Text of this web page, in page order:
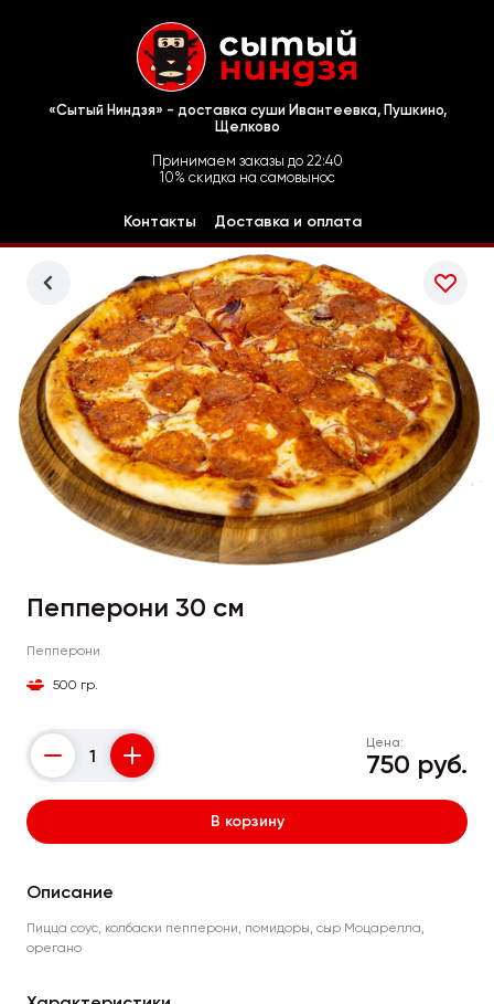
«Сытый Ниндзя» - доставка суши Ивантеевка, Пушкино,
Щелково
Принимаем заказы до 22:40
10% скидка на самовынос
Контакты Доставка и оплата
Пепперони 30 см
Пепперони
500 гр.
Counter
Цена:
750 руб.
В корзину
Описание
Пицца соус, колбаски пепперони, помидоры, сыр Моцарелла,
орегано